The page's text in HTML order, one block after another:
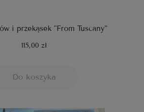
i przekąsek "From Tuscany"
115,00 zł
Do koszyka